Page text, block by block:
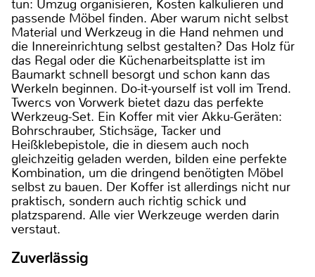
tun: Umzug organisieren, Kosten kalkulieren und
passende Möbel finden. Aber warum nicht selbst
Material und Werkzeug in die Hand nehmen und
die Innereinrichtung selbst gestalten? Das Holz für
das Regal oder die Küchenarbeitsplatte ist im
Baumarkt schnell besorgt und schon kann das
Werkeln beginnen. Do-it-yourself ist voll im Trend.
Twercs von Vorwerk bietet dazu das perfekte
Werkzeug-Set. Ein Koffer mit vier Akku-Geräten:
Bohrschrauber, Stichsäge, Tacker und
Heißklebepistole, die in diesem auch noch
gleichzeitig geladen werden, bilden eine perfekte
Kombination, um die dringend benötigten Möbel
selbst zu bauen. Der Koffer ist allerdings nicht nur
praktisch, sondern auch richtig schick und
platzsparend. Alle vier Werkzeuge werden darin
verstaut.
Zuverlässig